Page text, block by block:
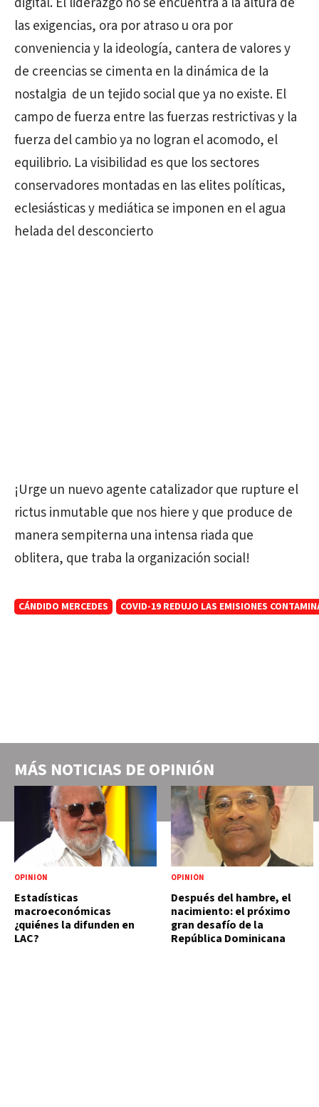
las exigencias, ora por atraso u ora por
conveniencia y la ideología, cantera de valores y
de creencias se cimenta en la dinámica de la
nostalgia de un tejido social que ya no existe. El
campo de fuerza entre las fuerzas restrictivas y la
fuerza del cambio ya no logran el acomodo, el
equilibrio. La visibilidad es que los sectores
conservadores montadas en las elites políticas,
eclesiásticas y mediática se imponen en el agua
helada del desconcierto
¡Urge un nuevo agente catalizador que rupture el
rictus inmutable que nos hiere y que produce de
manera sempiterna una intensa riada que
oblitera, que traba la organización social!
CÁNDIDO MERCEDES COVID-19 REDUJO LAS EMISIONES
MÁS NOTICIAS DE OPINIÓN
OPINIÓN
Estadísticas
macroeconómicas
¿quiénes la difunden en
LAC?
OPINIÓN
Después del hambre, el
nacimiento: el próximo
gran desafío de la
República Dominicana